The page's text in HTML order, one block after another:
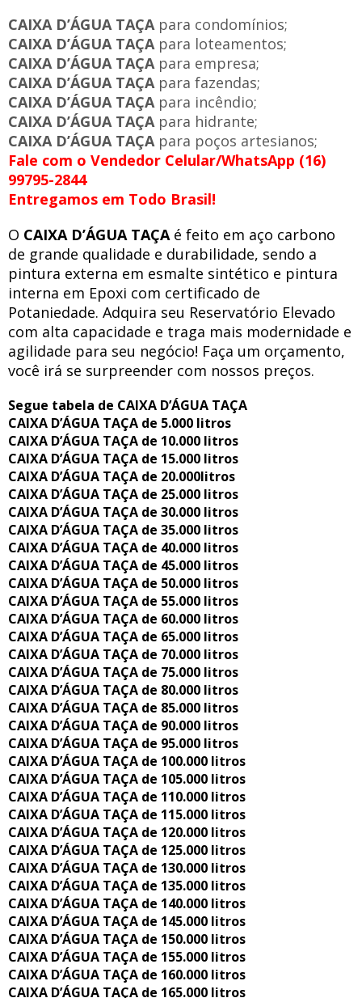
CAIXA D’ÁGUA TAÇApara condomínios;
CAIXA D’ÁGUA TAÇApara loteamentos;
CAIXA D’ÁGUA TAÇApara empresa;
CAIXA D’ÁGUA TAÇApara fazendas;
CAIXA D’ÁGUA TAÇA para incêndio;
CAIXA D’ÁGUA TAÇA para hidrante;
CAIXA D’ÁGUA TAÇApara poços artesianos;
Fale com o Vendedor Celular/WhatsApp (16)
99795-2844
Entregamos em Todo Brasil!
O CAIXA D’ÁGUA TAÇAé feito em aço carbono
de grande qualidade e durabilidade, sendo a
pintura externa em esmalte sintético e pintura
interna em Epoxi com certificado de
Potaniedade. Adquira seu Reservatório Elevado
com alta capacidade e traga mais modernidade e
agilidade para seu negócio! Faça um orçamento,
você irá se surpreender com nossos preços.
Segue tabela de CAIXA D’ÁGUA TAÇA
CAIXA D’ÁGUA TAÇA de 5.000 litros
CAIXA D’ÁGUA TAÇA de 10.000 litros
CAIXA D’ÁGUA TAÇA de 15.000 litros
CAIXA D’ÁGUA TAÇA de 20.000litros
CAIXA D’ÁGUA TAÇA de 25.000 litros
CAIXA D’ÁGUA TAÇA de 30.000 litros
CAIXA D’ÁGUA TAÇA de 35.000 litros
CAIXA D’ÁGUA TAÇA de 40.000 litros
CAIXA D’ÁGUA TAÇA de 45.000 litros
CAIXA D’ÁGUA TAÇA de 50.000 litros
CAIXA D’ÁGUA TAÇA de 55.000 litros
CAIXA D’ÁGUA TAÇA de 60.000 litros
CAIXA D’ÁGUA TAÇA de 65.000 litros
CAIXA D’ÁGUA TAÇA de 70.000 litros
CAIXA D’ÁGUA TAÇA de 75.000 litros
CAIXA D’ÁGUA TAÇA de 80.000 litros
CAIXA D’ÁGUA TAÇA de 85.000 litros
CAIXA D’ÁGUA TAÇA de 90.000 litros
CAIXA D’ÁGUA TAÇA de 95.000 litros
CAIXA D’ÁGUA TAÇA de 100.000 litros
CAIXA D’ÁGUA TAÇA de 105.000 litros
CAIXA D’ÁGUA TAÇA de 110.000 litros
CAIXA D’ÁGUA TAÇA de 115.000 litros
CAIXA D’ÁGUA TAÇA de 120.000 litros
CAIXA D’ÁGUA TAÇA de 125.000 litros
CAIXA D’ÁGUA TAÇA de 130.000 litros
CAIXA D’ÁGUA TAÇA de 135.000 litros
CAIXA D’ÁGUA TAÇA de 140.000 litros
CAIXA D’ÁGUA TAÇA de 145.000 litros
CAIXA D’ÁGUA TAÇA de 150.000 litros
CAIXA D’ÁGUA TAÇA de 155.000 litros
CAIXA D’ÁGUA TAÇA de 160.000 litros
CAIXA D’ÁGUA TAÇA de 165.000 litros